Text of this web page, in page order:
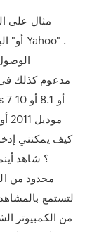
مثال على
محدود من